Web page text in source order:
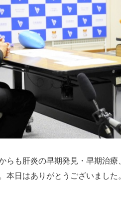
らも肝炎の早期発見・早期治
本日はありがとうございました